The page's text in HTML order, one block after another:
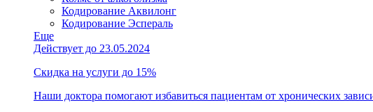
Кодирование Аквилонг
Кодирование Эспераль
Еще
Действует до 23.05.2024
Скидка на услуги до 15%
Наши доктора помогают избавиться пациентам от хронических